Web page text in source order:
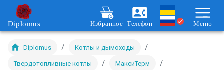
Diplomus Избранное Телефон Меню
Diplomus / Котлы и дымоходы /
Твердотопливные котлы / МаксиТерм /